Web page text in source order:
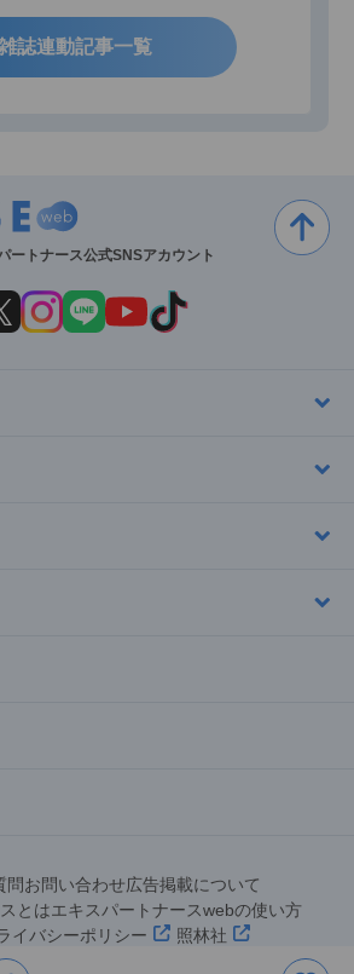
誌連動記事一覧
ートナース公式SNSアカウント
問お問い合わせ広告掲載について
とはエキスパートナースwebの使い方
イバシーポリシー 照林社